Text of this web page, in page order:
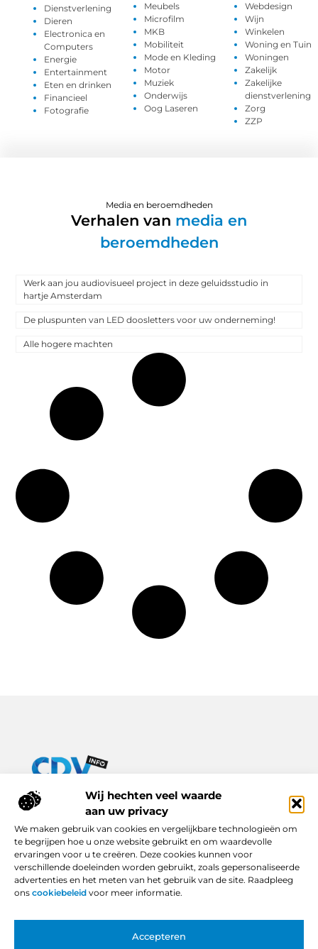
Wij hechten veel waarde
aan uw privacy
We maken gebruik van cookies en vergelijkbare technologieën om
te begrijpen hoe u onze website gebruikt en om waardevolle
ervaringen voor u te creëren. Deze cookies kunnen voor
verschillende doeleinden worden gebruikt, zoals gepersonaliseerde
advertenties en het meten van het gebruik van de site. Raadpleeg
ons cookiebeleid voor meer informatie.
Accepteren
Dienstverlening
Dieren
Electronica en
Computers
Energie
Entertainment
Eten en drinken
Financieel
Fotografie
Meubels
Microfilm
MKB
Mobiliteit
Mode en Kleding
Motor
Muziek
Onderwijs
Oog Laseren
Webdesign
Wijn
Winkelen
Woning en Tuin
Woningen
Zakelijk
Zakelijke
dienstverlening
Zorg
ZZP
Media en beroemdheden
Verhalen van media en
beroemdheden
Werk aan jou audiovisueel project in deze geluidsstudio in
hartje Amsterdam
De pluspunten van LED doosletters voor uw onderneming!
Alle hogere machten
Van praktische tips tot inspirerende verhalen – alles op Cdv-
Ontdek een breed scala aan blogs en artikelen die je dagelijks
leven verrijken, van handige adviezen tot boeiende inzichten.
Bericht categorie
Onze informatie